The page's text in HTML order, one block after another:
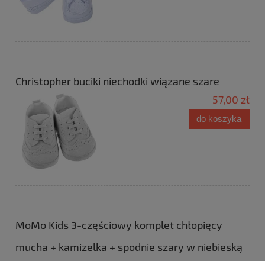
Christopher buciki niechodki wiązane szare
57,00 zł
do koszyka
MoMo Kids 3-częściowy komplet chłopięcy
mucha + kamizelka + spodnie szary w niebieską